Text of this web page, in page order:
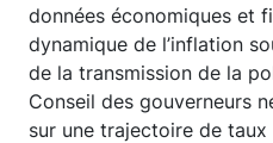
données économiques et
dynamique de l’inflation
de la transmission de la
Conseil des gouverneurs
sur une trajectoire de